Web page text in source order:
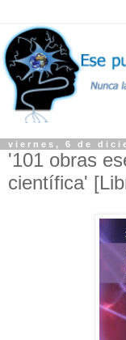
viernes, 6 de
'101 obras
científica'